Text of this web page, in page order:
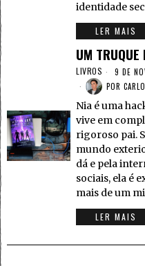
identidade
LER MAIS
UM TRUQUE
LIVROS
9 DE
POR
Nia é uma
vive em
rigoroso pai.
mundo
dá e pela
sociais, ela é
mais de um
LER MAIS